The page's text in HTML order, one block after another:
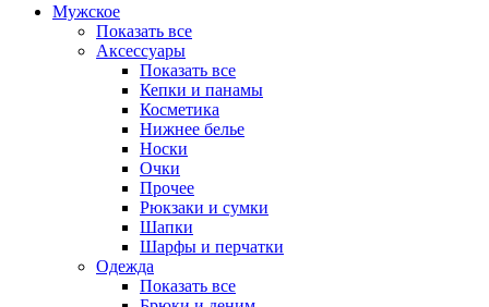
Мужское
Показать все
Аксессуары
Показать все
Кепки и панамы
Косметика
Нижнее белье
Носки
Очки
Прочее
Рюкзаки и сумки
Шапки
Шарфы и перчатки
Одежда
Показать все